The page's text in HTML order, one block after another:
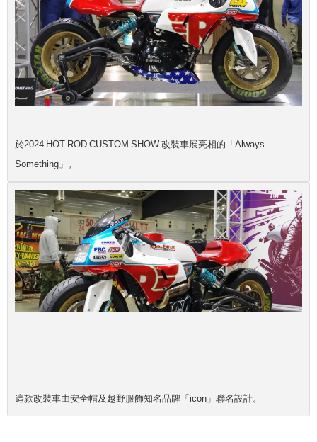
於2024 HOT ROD CUSTOM SHOW 改裝車展亮相的「Always
Something」。
這款改裝車由安全帽及越野服飾知名品牌「icon」聯名設計。